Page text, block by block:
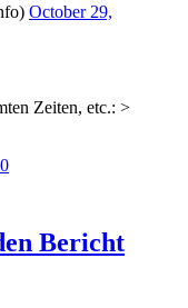
October 29,
Zeiten, etc.: >
Bericht